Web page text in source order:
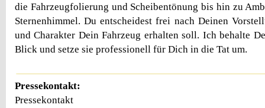
die Fahrzeugfolierung und Scheibentönung bis hin zu
Sternenhimmel. Du entscheidest frei nach Deinen
und Charakter Dein Fahrzeug erhalten soll. Ich behalte
Blick und setze sie professionell für Dich in die Tat um.
Pressekontakt:
Pressekontakt